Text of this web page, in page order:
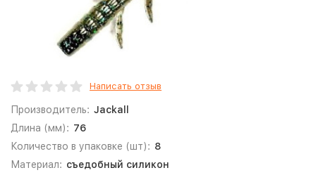
Написать отзыв
Производитель: Jackall
Длина (мм): 76
Количество в упаковке (шт): 8
Материал: съедобный силикон